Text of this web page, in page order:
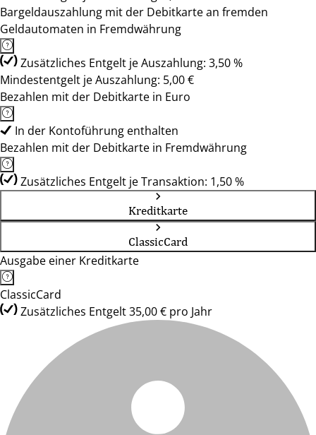
Bargeldauszahlung mit der Debitkarte an fremden
Geldautomaten in Fremdwährung
Zusätzliches Entgelt je Auszahlung: 3,50 %
Mindestentgelt je Auszahlung: 5,00 €
Bezahlen mit der Debitkarte in Euro
In der Kontoführung enthalten
Bezahlen mit der Debitkarte in Fremdwährung
Zusätzliches Entgelt je Transaktion: 1,50 %
Kreditkarte
ClassicCard
Ausgabe einer Kreditkarte
ClassicCard
Zusätzliches Entgelt 35,00 € pro Jahr